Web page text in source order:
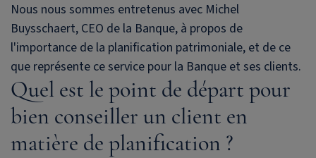
Nous nous sommes entretenus avec Michel
Buysschaert, CEO de la Banque, à propos de
l'importance de la planification patrimoniale, et de ce
que représente ce service pour la Banque et ses clients.
Quel est le point de départ pour
bien conseiller un client en
matière de planification ?